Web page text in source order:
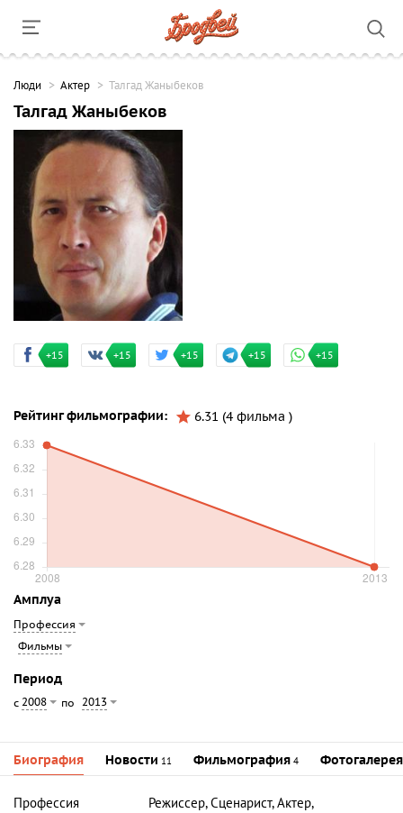
Люди Актер Талгад Жаныбеков
Талгад Жаныбеков
+15 +15 +15 +15 +15
Рейтинг фильмографии: 6.31 (4 фильма )
Амплуа
Профессия
Фильмы
Период
с 2008 по 2013
Биография Новости 11 Фильмография 4 Фотогалерея
Профессия
Режиссер, Сценарист, Актер,